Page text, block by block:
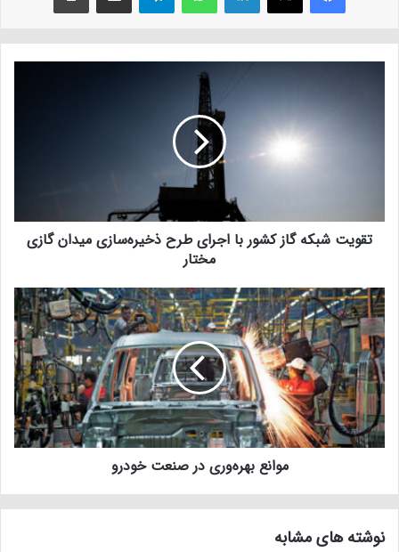
تقویت شبکه گاز کشور با اجرای طرح ذخیره‌سازی میدان گازی
مختار
موانع بهره‌وری در صنعت خودرو
نوشته های مشابه